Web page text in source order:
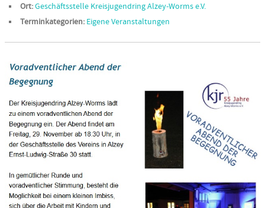
Ort:Geschäftsstelle Kreisjugendring Alzey-Worms e.V.
Terminkategorien: Eigene Veranstaltungen